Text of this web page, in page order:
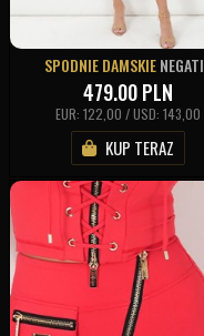
SPODNIE DAMSKIE
479.00PLN
EUR: 122,00 / USD: 143,00
KUP TERAZ